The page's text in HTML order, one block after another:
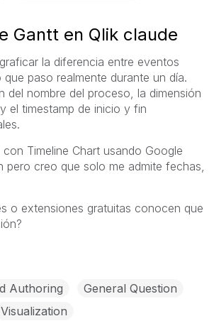
Gantt en Qlik claude
la diferencia entre eventos
paso realmente durante un día.
del nombre del proceso, la dimensión
el timestamp de inicio y fin
con Timeline Chart usando Google
pero creo que solo me admite fechas,
o extensiones gratuitas conocen que
Authoring
General Question
Visualization